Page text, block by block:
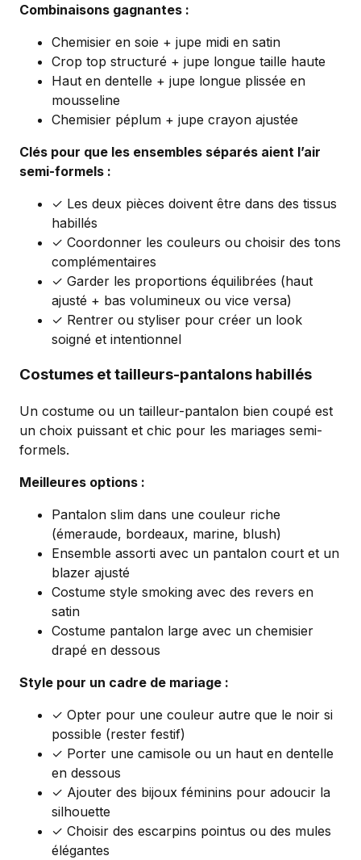
Combinaisons gagnantes :
Chemisier en soie + jupe midi en satin
Crop top structuré + jupe longue taille haute
Haut en dentelle + jupe longue plissée en
mousseline
Chemisier péplum + jupe crayon ajustée
Clés pour que les ensembles séparés aient l’air
semi-formels :
✓ Les deux pièces doivent être dans des tissus
habillés
✓ Coordonner les couleurs ou choisir des tons
complémentaires
✓ Garder les proportions équilibrées (haut
ajusté + bas volumineux ou vice versa)
✓ Rentrer ou styliser pour créer un look
soigné et intentionnel
Costumes et tailleurs-pantalons habillés
Un costume ou un tailleur-pantalon bien coupé est
un choix puissant et chic pour les mariages semi-
formels.
Meilleures options :
Pantalon slim dans une couleur riche
(émeraude, bordeaux, marine, blush)
Ensemble assorti avec un pantalon court et un
blazer ajusté
Costume style smoking avec des revers en
satin
Costume pantalon large avec un chemisier
drapé en dessous
Style pour un cadre de mariage :
✓ Opter pour une couleur autre que le noir si
possible (rester festif)
✓ Porter une camisole ou un haut en dentelle
en dessous
✓ Ajouter des bijoux féminins pour adoucir la
silhouette
✓ Choisir des escarpins pointus ou des mules
élégantes